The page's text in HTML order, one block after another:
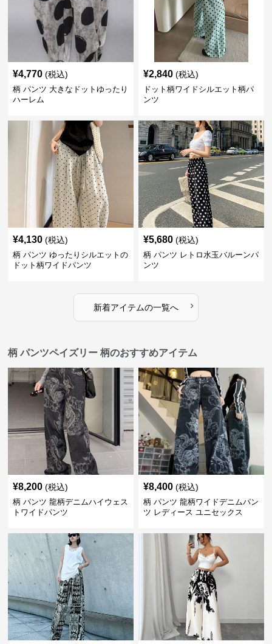
¥4,770 (税込)
柄 パンツ 大きなドットゆったり
ハーレム
¥2,840 (税込)
ドット柄ワイドシルエット柄パ
ンツ
¥4,130 (税込)
柄 パンツ ゆったりシルエットの
ドット柄ワイドパンツ
¥5,680 (税込)
柄 パンツ レトロ水玉バルーンパ
ンツ
新着アイテムの一覧へ ›
柄 パンツペイズリー 柄のおすすめアイテム
¥8,200 (税込)
柄 パンツ 龍柄デニムハイウェス
トワイドパンツ
¥8,400 (税込)
柄 パンツ 龍柄ワイドデニムパン
ツ レディース ユニセックス